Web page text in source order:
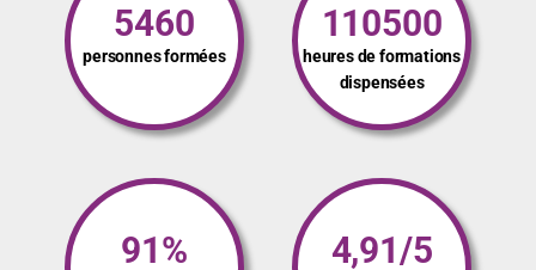
5460
personnes formées
110500
heures de formations
dispensées
91% 4,91/5